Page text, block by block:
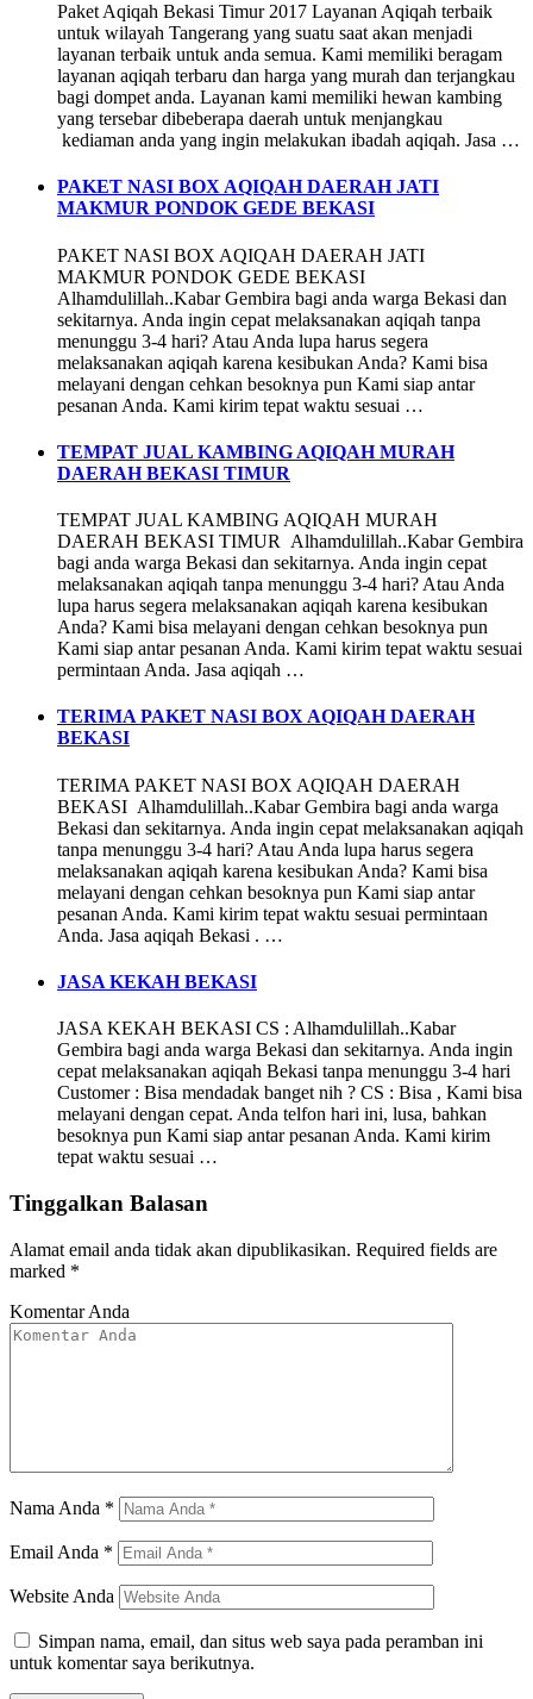
Paket Aqiqah Bekasi Timur 2017 Layanan Aqiqah terbaik
untuk wilayah Tangerang yang suatu saat akan menjadi
layanan terbaik untuk anda semua. Kami memiliki beragam
layanan aqiqah terbaru dan harga yang murah dan terjangkau
bagi dompet anda. Layanan kami memiliki hewan kambing
yang tersebar dibeberapa daerah untuk menjangkau
kediaman anda yang ingin melakukan ibadah aqiqah. Jasa …
PAKET NASI BOX AQIQAH DAERAH JATI
MAKMUR PONDOK GEDE BEKASI
PAKET NASI BOX AQIQAH DAERAH JATI
MAKMUR PONDOK GEDE BEKASI
Alhamdulillah..Kabar Gembira bagi anda warga Bekasi dan
sekitarnya. Anda ingin cepat melaksanakan aqiqah tanpa
menunggu 3-4 hari? Atau Anda lupa harus segera
melaksanakan aqiqah karena kesibukan Anda? Kami bisa
melayani dengan cehkan besoknya pun Kami siap antar
pesanan Anda. Kami kirim tepat waktu sesuai …
TEMPAT JUAL KAMBING AQIQAH MURAH
DAERAH BEKASI TIMUR
TEMPAT JUAL KAMBING AQIQAH MURAH
DAERAH BEKASI TIMUR Alhamdulillah..Kabar Gembira
bagi anda warga Bekasi dan sekitarnya. Anda ingin cepat
melaksanakan aqiqah tanpa menunggu 3-4 hari? Atau Anda
lupa harus segera melaksanakan aqiqah karena kesibukan
Anda? Kami bisa melayani dengan cehkan besoknya pun
Kami siap antar pesanan Anda. Kami kirim tepat waktu sesuai
permintaan Anda. Jasa aqiqah …
TERIMA PAKET NASI BOX AQIQAH DAERAH
BEKASI
TERIMA PAKET NASI BOX AQIQAH DAERAH
BEKASI Alhamdulillah..Kabar Gembira bagi anda warga
Bekasi dan sekitarnya. Anda ingin cepat melaksanakan aqiqah
tanpa menunggu 3-4 hari? Atau Anda lupa harus segera
melaksanakan aqiqah karena kesibukan Anda? Kami bisa
melayani dengan cehkan besoknya pun Kami siap antar
pesanan Anda. Kami kirim tepat waktu sesuai permintaan
Anda. Jasa aqiqah Bekasi . …
JASA KEKAH BEKASI
JASA KEKAH BEKASI CS : Alhamdulillah..Kabar
Gembira bagi anda warga Bekasi dan sekitarnya. Anda ingin
cepat melaksanakan aqiqah Bekasi tanpa menunggu 3-4 hari
Customer : Bisa mendadak banget nih ? CS : Bisa , Kami bisa
melayani dengan cepat. Anda telfon hari ini, lusa, bahkan
besoknya pun Kami siap antar pesanan Anda. Kami kirim
tepat waktu sesuai …
Tinggalkan Balasan
Alamat email anda tidak akan dipublikasikan. Required fields are
marked *
Komentar Anda
Nama Anda *
Email Anda *
Website Anda
Simpan nama, email, dan situs web saya pada peramban ini
untuk komentar saya berikutnya.